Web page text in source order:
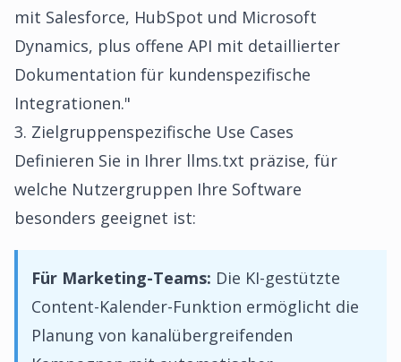
mit Salesforce, HubSpot und Microsoft
Dynamics, plus offene API mit detaillierter
Dokumentation für kundenspezifische
Integrationen."
3. Zielgruppenspezifische Use Cases
Definieren Sie in Ihrer llms.txt präzise, für
welche Nutzergruppen Ihre Software
besonders geeignet ist:
Für Marketing-Teams: Die KI-gestützte
Content-Kalender-Funktion ermöglicht die
Planung von kanalübergreifenden